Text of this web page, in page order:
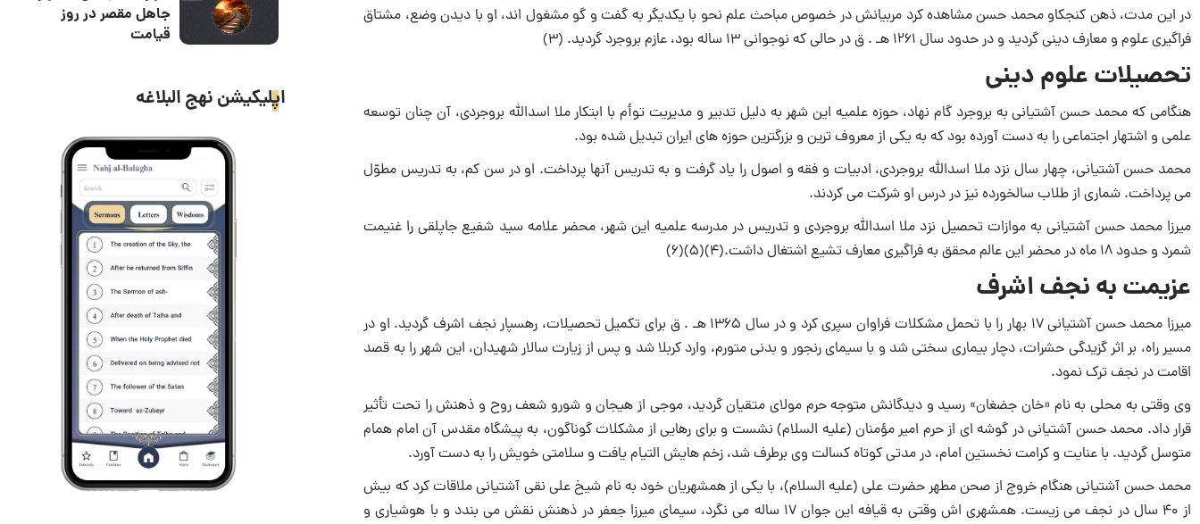
در این مدت، ذهن کنجکاو محمد حسن مشاهده کرد مربیانش در خصوص مباحث علم نحو با یکدیگر به گفت و گو مشغول اند، او با دیدن وضع، مشتاق
فراگیری علوم و معارف دینی گردید و در حدود سال ۱۲۶۱ هـ . ق در حالی که نوجوانی ۱۳ ساله بود، عازم بروجرد گردید. (۳)
تحصیلات علوم دینی
هنگامی که محمد حسن آشتیانی به بروجرد گام نهاد، حوزه علمیه این شهر به دلیل تدبیر و مدیریت توأم با ابتکار ملا اسدالله بروجردی، آن چنان توسعه
علمی و اشتهار اجتماعی را به دست آورده بود که به یکی از معروف ترین و بزرگترین حوزه های ایران تبدیل شده بود.
محمد حسن آشتیانی، چهار سال نزد ملا اسدالله بروجردی، ادبیات و فقه و اصول را یاد گرفت و به تدریس آنها پرداخت. او در سن کم، به تدریس مطوّل
می پرداخت. شماری از طلاب سالخورده نیز در درس او شرکت می کردند.
میرزا محمد حسن آشتیانی به موازات تحصیل نزد ملا اسدالله بروجردی و تدریس در مدرسه علمیه این شهر، محضر علامه سید شفیع جاپلقی را غنیمت
شمرد و حدود ۱۸ ماه در محضر این عالم محقق به فراگیری معارف تشیع اشتغال داشت.(۴)(۵)(۶)
عزیمت به نجف اشرف
میرزا محمد حسن آشتیانی ۱۷ بهار را با تحمل مشکلات فراوان سپری کرد و در سال ۱۳۶۵ هـ . ق برای تکمیل تحصیلات، رهسپار نجف اشرف گردید. او در
مسیر راه، بر اثر گزیدگی حشرات، دچار بیماری سختی شد و با سیمای رنجور و بدنی متورم، ‌وارد کربلا شد و پس از زیارت سالار شهیدان، این شهر را به قصد
اقامت در نجف ترک نمود.
وی وقتی به محلی به نام «خان جضغان» رسید و دیدگانش متوجه حرم مولای متقیان گردید، موجی از هیجان و شورو شعف روح و ذهنش را تحت تأثیر
قرار داد. محمد حسن آشتیانی در گوشه ای از حرم امیر مؤمنان (علیه السلام) نشست و برای رهایی از مشکلات گوناگون، به پیشگاه مقدس آن امام همام
متوسل گردید. با عنایت و کرامت نخستین امام، در مدتی کوتاه کسالت وی برطرف شد، زخم هایش التیام یافت و سلامتی خویش را به دست آورد.
محمد حسن آشتیانی هنگام خروج از صحن مطهر حضرت علی (علیه السلام)، با یکی از همشهریان خود به نام شیخ علی نقی آشتیانی ملاقات کرد که بیش
از ۴۰ سال در نجف می زیست. همشهری اش وقتی به قیافه این جوان ۱۷ ساله می نگرد، سیمای میرزا جعفر در ذهنش نقش می بندد و با هوشیاری و
جاهل مقصر در روز
قیامت
اپلیکیشن نهج البلاغه